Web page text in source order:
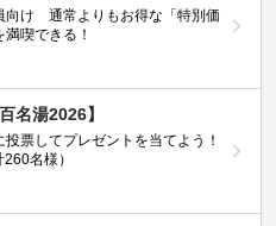
向け 通常よりもお得な「特別価
喫できる！
名湯2026】
票してプレゼントを当てよう！
名様）